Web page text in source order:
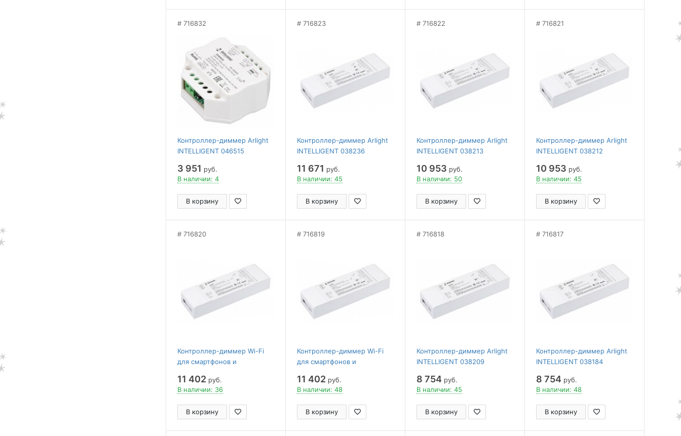
716832
Контроллер-диммер Arlight
INTELLIGENT 046515
3 951 руб.
В наличии: 4
В корзину
716823
Контроллер-диммер Arlight
INTELLIGENT 038236
11 671 руб.
В наличии: 45
В корзину
716822
Контроллер-диммер Arlight
INTELLIGENT 038213
10 953 руб.
В наличии: 50
В корзину
716821
Контроллер-диммер Arlight
INTELLIGENT 038212
10 953 руб.
В наличии: 45
В корзину
716820
Контроллер-диммер Wi-Fi
для смартфонов и
INTELLIGENT 038211
11 402 руб.
В наличии: 36
В корзину
716819
Контроллер-диммер Wi-Fi
для смартфонов и
INTELLIGENT 038210
11 402 руб.
В наличии: 48
В корзину
716818
Контроллер-диммер Arlight
INTELLIGENT 038209
8 754 руб.
В наличии: 45
В корзину
716817
Контроллер-диммер Arlight
INTELLIGENT 038184
8 754 руб.
В наличии: 48
В корзину